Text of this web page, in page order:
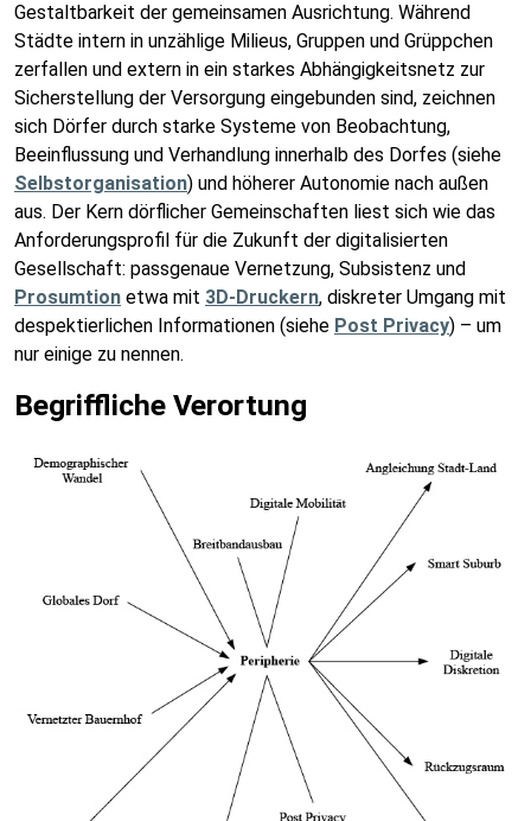
Gestaltbarkeit der gemeinsamen Ausrichtung. Während
Städte intern in unzählige Milieus, Gruppen und Grüppchen
zerfallen und extern in ein starkes Abhängigkeitsnetz zur
Sicherstellung der Versorgung eingebunden sind, zeichnen
sich Dörfer durch starke Systeme von Beobachtung,
Beeinflussung und Verhandlung innerhalb des Dorfes (siehe
Selbstorganisation) und höherer Autonomie nach außen
aus. Der Kern dörflicher Gemeinschaften liest sich wie das
Anforderungsprofil für die Zukunft der digitalisierten
Gesellschaft: passgenaue Vernetzung, Subsistenz und
Prosumtion etwa mit 3D-Druckern, diskreter Umgang mit
despektierlichen Informationen (siehe Post Privacy) – um
nur einige zu nennen.
Begriffliche Verortung